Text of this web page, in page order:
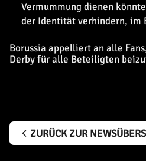
Vermummung dienen
der Identität verhindern, im
Borussia appelliert an alle
Derby für alle Beteiligten
ZURÜCK ZUR